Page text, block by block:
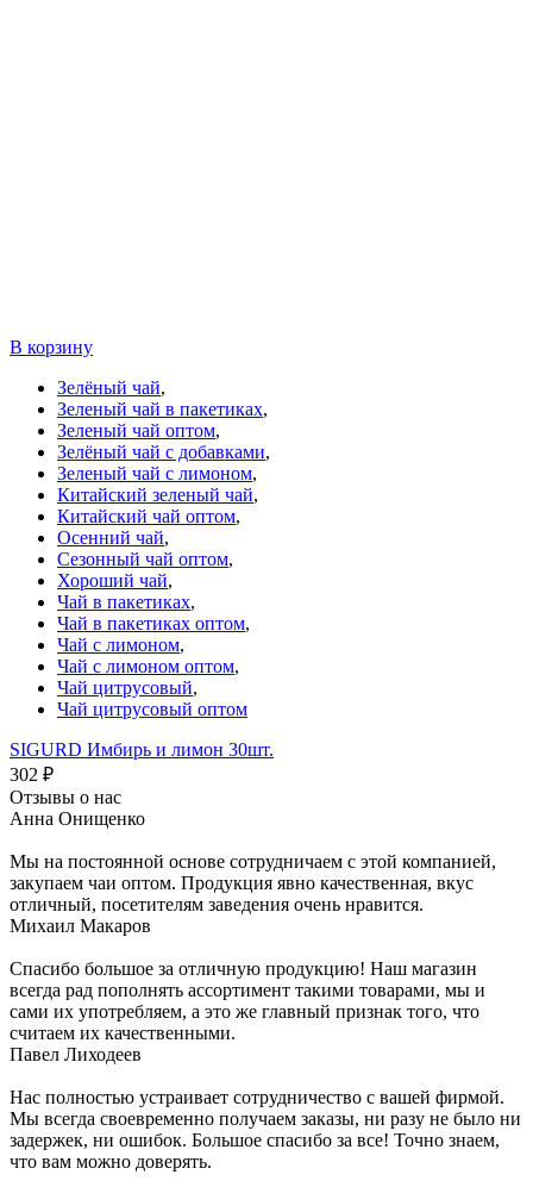
В корзину
Зелёный чай,
Зеленый чай в пакетиках,
Зеленый чай оптом,
Зелёный чай с добавками,
Зеленый чай с лимоном,
Китайский зеленый чай,
Китайский чай оптом,
Осенний чай,
Сезонный чай оптом,
Хороший чай,
Чай в пакетиках,
Чай в пакетиках оптом,
Чай с лимоном,
Чай с лимоном оптом,
Чай цитрусовый,
Чай цитрусовый оптом
SIGURD Имбирь и лимон 30шт.
302 ₽
Отзывы о нас
Анна Онищенко
Мы на постоянной основе сотрудничаем с этой компанией,
закупаем чаи оптом. Продукция явно качественная, вкус
отличный, посетителям заведения очень нравится.
Михаил Макаров
Спасибо большое за отличную продукцию! Наш магазин
всегда рад пополнять ассортимент такими товарами, мы и
сами их употребляем, а это же главный признак того, что
считаем их качественными.
Павел Лиходеев
Нас полностью устраивает сотрудничество с вашей фирмой.
Мы всегда своевременно получаем заказы, ни разу не было ни
задержек, ни ошибок. Большое спасибо за все! Точно знаем,
что вам можно доверять.